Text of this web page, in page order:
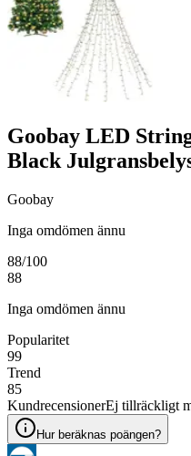
Goobay LED
Black
Goobay
Inga omdömen ännu
88/100
88
Inga omdömen ännu
Popularitet
99
Trend
85
KundrecensionerEj tillräckligt
Hur beräknas poängen?